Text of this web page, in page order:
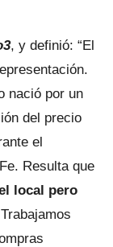
, y definió: “El
nació por un
del precio
el
Resulta que
local pero
Trabajamos